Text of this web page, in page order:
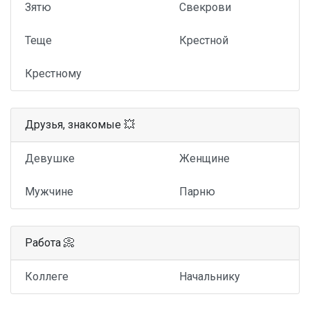
Зятю Свекрови
Теще Крестной
Крестному
Друзья, знакомые 💥
Девушке Женщине
Мужчине Парню
Работа 📀
Коллеге Начальнику